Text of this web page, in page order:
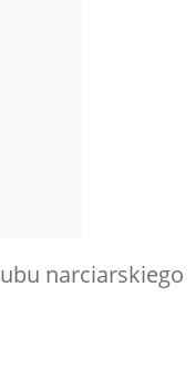
narciarskiego